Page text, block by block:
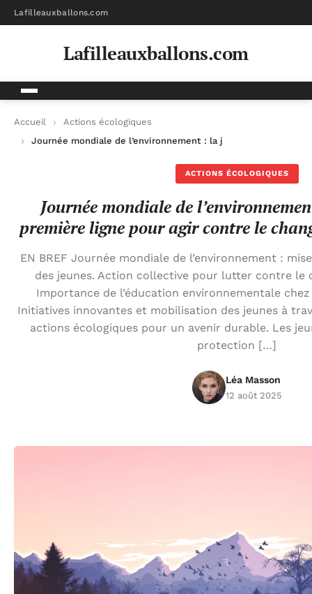
Lafilleauxballons.com
Lafilleauxballons.com
Accueil
Actions écologiques
Journée mondiale de l’environnement : la jeunesse en
ACTIONS ÉCOLOGIQUES
Journée mondiale de
première ligne pour agir contre le
EN BREF Journée mondiale de l’environnement :
des jeunes. Action collective pour lutter contre le
Importance de l’éducation environnementale
Initiatives innovantes et mobilisation des jeunes à
actions écologiques pour un avenir durable. Les
protection […]
Léa Masson
12 août 2025